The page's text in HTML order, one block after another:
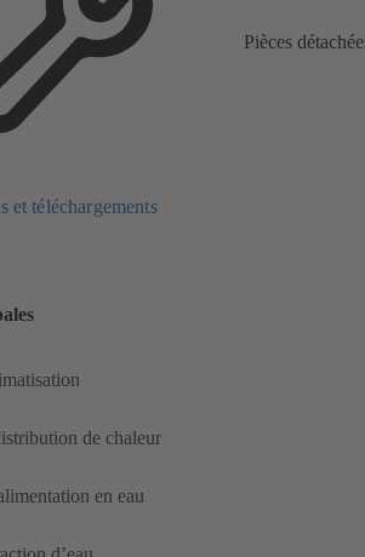
Pièces
et téléchargements
de chaleur
en eau